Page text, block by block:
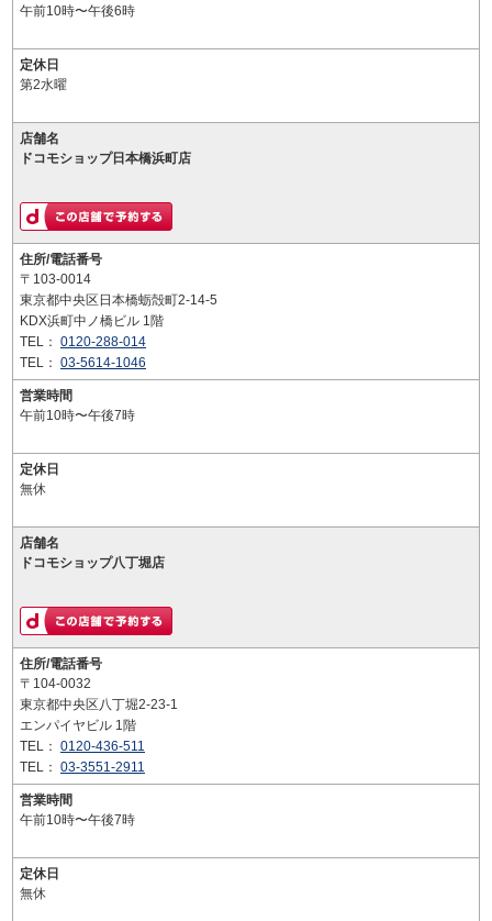
午前10時〜午後6時
定休日
第2水曜
店舗名
ドコモショップ日本橋浜町店
住所/電話番号
〒103-0014
東京都中央区日本橋蛎殻町2-14-5
KDX浜町中ノ橋ビル 1階
TEL： 0120-288-014
TEL： 03-5614-1046
営業時間
午前10時〜午後7時
定休日
無休
店舗名
ドコモショップ八丁堀店
住所/電話番号
〒104-0032
東京都中央区八丁堀2-23-1
エンパイヤビル 1階
TEL： 0120-436-511
TEL： 03-3551-2911
営業時間
午前10時〜午後7時
定休日
無休